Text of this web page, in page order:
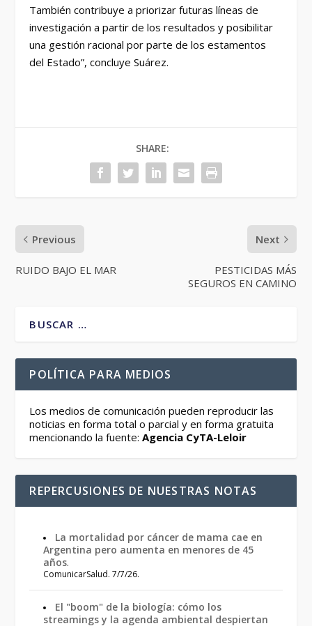
También contribuye a priorizar futuras líneas de
investigación a partir de los resultados y posibilitar
una gestión racional por parte de los estamentos
del Estado”, concluye Suárez.
SHARE:
Previous
RUIDO BAJO EL MAR
Next
PESTICIDAS MÁS
SEGUROS EN CAMINO
POLÍTICA PARA MEDIOS
Los medios de comunicación pueden reproducir las
noticias en forma total o parcial y en forma gratuita
mencionando la fuente:Agencia CyTA-Leloir
REPERCUSIONES DE NUESTRAS NOTAS
La mortalidad por cáncer de mama cae en
Argentina pero aumenta en menores de 45
años.
ComunicarSalud. 7/7/26.
El "boom" de la biología: cómo los
streamings y la agenda ambiental despiertan